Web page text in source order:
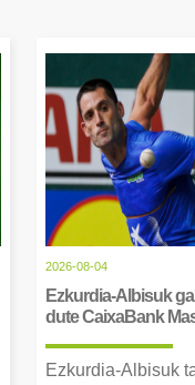
2026-08-04
Ezkurdia-Albisuk
dute CaixaBank
Ezkurdia-Albisuk